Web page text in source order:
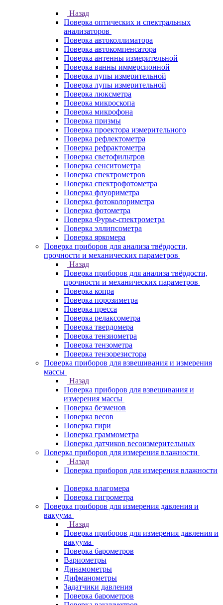
Назад
Поверка оптических и спектральных
анализаторов
Поверка автоколлиматора
Поверка автокомпенсатора
Поверка антенны измерительной
Поверка ванны иммерсионной
Поверка лупы измерительной
Поверка лупы измерительной
Поверка люксметра
Поверка микроскопа
Поверка микрофона
Поверка призмы
Поверка проектора измерительного
Поверка рефлектометра
Поверка рефрактометра
Поверка светофильтров
Поверка сенситометра
Поверка спектрометров
Поверка спектрофотометра
Поверка флуориметра
Поверка фотоколориметра
Поверка фотометра
Поверка Фурье-спектрометра
Поверка эллипсометра
Поверка яркомера
Поверка приборов для анализа твёрдости,
прочности и механических параметров
Назад
Поверка приборов для анализа твёрдости,
прочности и механических параметров
Поверка копра
Поверка порозиметра
Поверка пресса
Поверка релаксометра
Поверка твердомера
Поверка тензиометра
Поверка тензометра
Поверка тензорезистора
Поверка приборов для взвешивания и измерения
массы
Назад
Поверка приборов для взвешивания и
измерения массы
Поверка безменов
Поверка весов
Поверка гири
Поверка граммометра
Поверка датчиков весоизмерительных
Поверка приборов для измерения влажности
Назад
Поверка приборов для измерения влажности
Поверка влагомера
Поверка гигрометра
Поверка приборов для измерения давления и
вакуума
Назад
Поверка приборов для измерения давления и
вакуума
Поверка барометров
Вариометры
Динамометры
Дифманометры
Задатчики давления
Поверка барометров